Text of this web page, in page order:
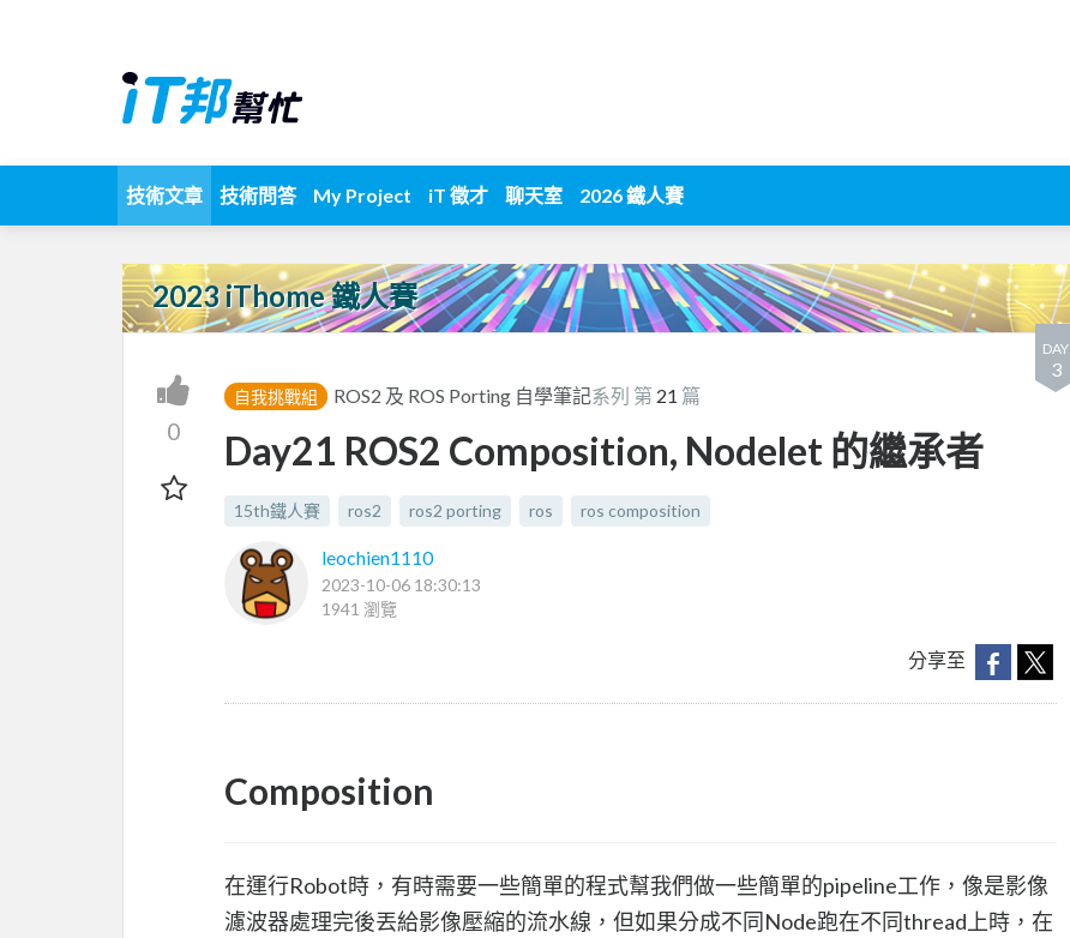
技術文章 技術問答 My Project iT 徵才 聊天室 2026 鐵人賽
2023 iThome 鐵人賽
DAY
3
0
自我挑戰組 ROS2 及 ROS Porting 自學筆記系列 第 21 篇
Day21 ROS2 Composition, Nodelet 的繼承者
15th鐵人賽 ros2 ros2 porting ros ros composition
leochien1110
2023-10-06 18:30:13
1941 瀏覽
分享至
Composition
在運行Robot時，有時需要一些簡單的程式幫我們做一些簡單的pipeline工作，像是影像
濾波器處理完後丟給影像壓縮的流水線，但如果分成不同Node跑在不同thread上時，在